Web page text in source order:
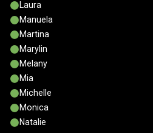
Laura
Manuela
Martina
Marylin
Melany
Mia
Michelle
Monica
Natalie